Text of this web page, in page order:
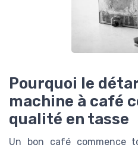
Pourquoi le
machine à café
qualité en tasse
Un bon café commence